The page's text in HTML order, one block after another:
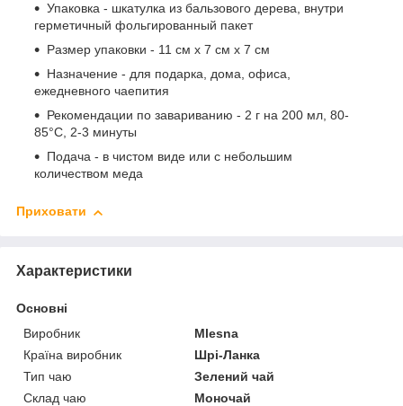
Упаковка - шкатулка из бальзового дерева, внутри
герметичный фольгированный пакет
Размер упаковки - 11 см х 7 см х 7 см
Назначение - для подарка, дома, офиса,
ежедневного чаепития
Рекомендации по завариванию - 2 г на 200 мл, 80-
85°C, 2-3 минуты
Подача - в чистом виде или с небольшим
количеством меда
Приховати
Характеристики
Основні
Виробник
Mlesna
Країна виробник
Шрі-Ланка
Тип чаю
Зелений чай
Склад чаю
Моночай